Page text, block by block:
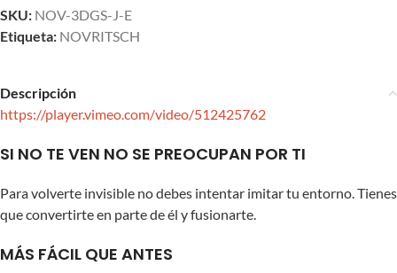
SKU: NOV-3DGS-J-E
Etiqueta: NOVRITSCH
Descripción
https://player.vimeo.com/video/512425762
SI NO TE VEN NO SE PREOCUPAN POR TI
Para volverte invisible no debes intentar imitar tu entorno. Tienes
que convertirte en parte de él y fusionarte.
MÁS FÁCIL QUE ANTES